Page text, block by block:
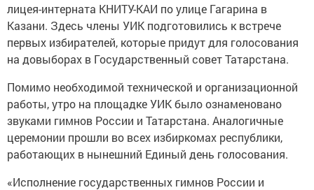
лицея-интерната КНИТУ-КАИ по улице Гагарина в
Казани. Здесь члены УИК подготовились к встрече
первых избирателей, которые придут для голосования
на довыборах в Государственный совет Татарстана.
Помимо необходимой технической и организационной
работы, утро на площадке УИК было ознаменовано
звуками гимнов России и Татарстана. Аналогичные
церемонии прошли во всех избиркомах республики,
работающих в нынешний Единый день голосования.
«Исполнение государственных гимнов России и